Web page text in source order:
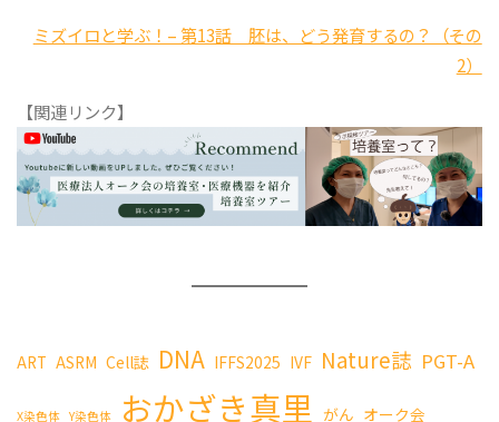
ミズイロと学ぶ！– 第13話 胚は、どう発育するの？（その
2）
【関連リンク】
ART ASRM Cell誌 DNA IFFS2025 IVF Nature誌 PGT-A
X染色体 Y染色体 おかざき真里 がん オーク会